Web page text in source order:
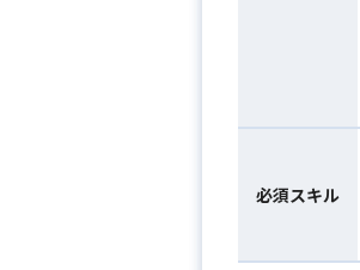
必須スキル